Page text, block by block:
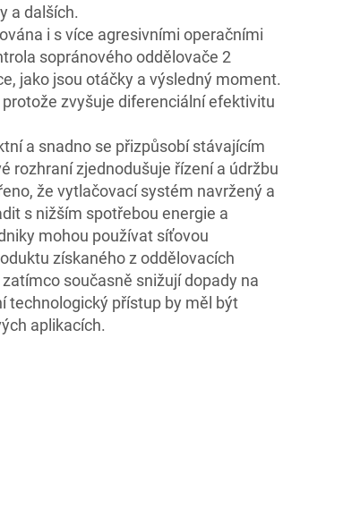
a dalších.
i s více agresivními operačními
sopránového oddělovače 2
jako jsou otáčky a výsledný moment.
zvyšuje diferenciální efektivitu
a snadno se přizpůsobí stávajícím
rozhraní zjednodušuje řízení a údržbu
že vytlačovací systém navržený a
s nižším spotřebou energie a
mohou používat síťovou
získaného z oddělovacích
současně snižují dopady na
technologický přístup by měl být
aplikacích.